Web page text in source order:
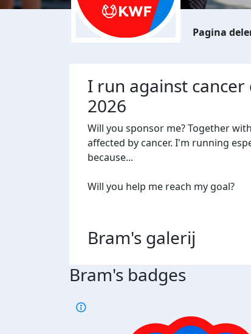
I run against
2026
Will you sponsor me? Together
affected by cancer. I'm running
because...
Will you help me reach my goal?
Bram's galerij
Bram's badges